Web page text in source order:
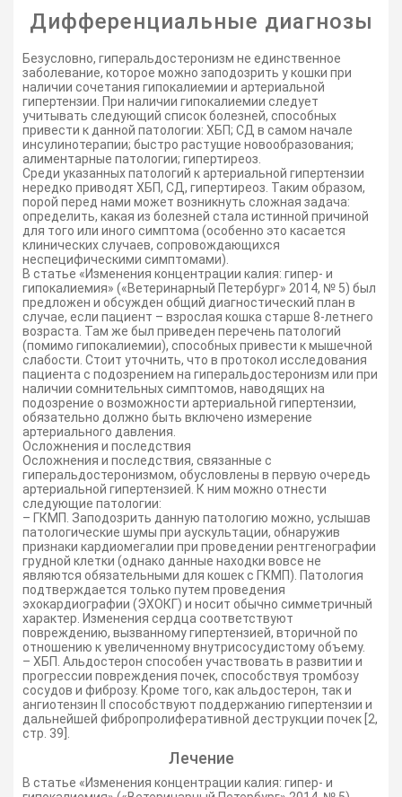
Дифференциальные диагнозы
Безусловно, гиперальдостеронизм не единственное
заболевание, которое можно заподозрить у кошки при
наличии сочетания гипокалиемии и артериальной
гипертензии. При наличии гипокалиемии следует
учитывать следующий список болезней, способных
привести к данной патологии: ХБП; СД в самом начале
инсулинотерапии; быстро растущие новообразования;
алиментарные патологии; гипертиреоз.
Среди указанных патологий к артериальной гипертензии
нередко приводят ХБП, СД, гипертиреоз. Таким образом,
порой перед нами может возникнуть сложная задача:
определить, какая из болезней стала истинной причиной
для того или иного симптома (особенно это касается
клинических случаев, сопровождающихся
неспецифическими симптомами).
В статье «Изменения концентрации калия: гипер- и
гипокалиемия» («Ветеринарный Петербург» 2014, № 5) был
предложен и обсужден общий диагностический план в
случае, если пациент – взрослая кошка старше 8-летнего
возраста. Там же был приведен перечень патологий
(помимо гипокалиемии), способных привести к мышечной
слабости. Стоит уточнить, что в протокол исследования
пациента с подозрением на гиперальдостеронизм или при
наличии сомнительных симптомов, наводящих на
подозрение о возможности артериальной гипертензии,
обязательно должно быть включено измерение
артериального давления.
Осложнения и последствия
Осложнения и последствия, связанные с
гиперальдостеронизмом, обусловлены в первую очередь
артериальной гипертензией. К ним можно отнести
следующие патологии:
– ГКМП. Заподозрить данную патологию можно, услышав
патологические шумы при аускультации, обнаружив
признаки кардиомегалии при проведении рентгенографии
грудной клетки (однако данные находки вовсе не
являются обязательными для кошек с ГКМП). Патология
подтверждается только путем проведения
эхокардиографии (ЭХОКГ) и носит обычно симметричный
характер. Изменения сердца соответствуют
повреждению, вызванному гипертензией, вторичной по
отношению к увеличенному внутрисосудистому объему.
– ХБП. Альдостерон способен участвовать в развитии и
прогрессии повреждения почек, способствуя тромбозу
сосудов и фиброзу. Кроме того, как альдостерон, так и
ангиотензин II способствуют поддержанию гипертензии и
дальнейшей фибропролиферативной деструкции почек [2,
стр. 39].
Лечение
В статье «Изменения концентрации калия: гипер- и